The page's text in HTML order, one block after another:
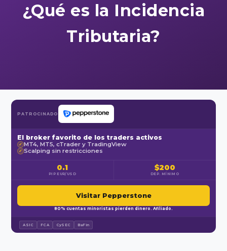
¿Qué es la Incidencia
Tributaria?
PATROCINADO
El broker favorito de los traders activos
✓ MT4, MT5, cTrader y TradingView
✓ Scalping sin restricciones
0.1
PIP EUR/USD
$200
DEP. MÍNIMO
Visitar Pepperstone
80% cuentas minoristas pierden dinero. Afiliado.
ASIC FCA CySEC BaFin